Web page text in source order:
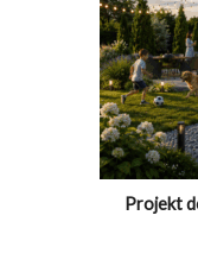
Projekt